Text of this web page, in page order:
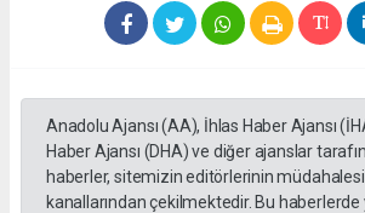
Anadolu Ajansı (AA), İhlas Haber Ajansı
Haber Ajansı (DHA) ve diğer ajanslar
haberler, sitemizin editörlerinin
kanallarından çekilmektedir. Bu